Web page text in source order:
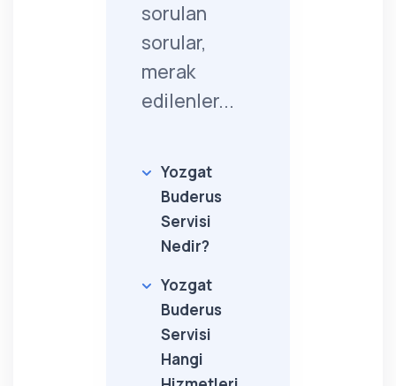
sorulan
sorular,
merak
edilenler...
Yozgat
Buderus
Servisi
Nedir?
Yozgat
Buderus
Servisi
Hangi